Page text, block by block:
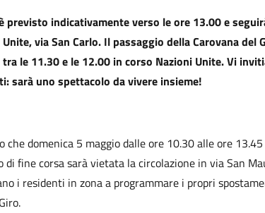
previsto indicativamente verso le ore 13.00 e
via San Carlo. Il passaggio della Carovana del
le 11.30 e le 12.00 in corso Nazioni Unite. Vi
sarà uno spettacolo da vivere insieme!
che domenica 5 maggio dalle ore 10.30 alle ore
di fine corsa sarà vietata la circolazione in via San
i residenti in zona a programmare i propri